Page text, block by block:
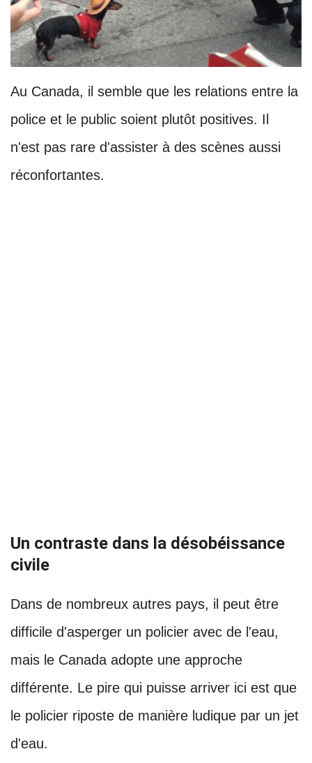
Au Canada, il semble que les relations entre la
police et le public soient plutôt positives. Il
n'est pas rare d'assister à des scènes aussi
réconfortantes.
Un contraste dans la désobéissance
civile
Dans de nombreux autres pays, il peut être
difficile d'asperger un policier avec de l'eau,
mais le Canada adopte une approche
différente. Le pire qui puisse arriver ici est que
le policier riposte de manière ludique par un jet
d'eau.